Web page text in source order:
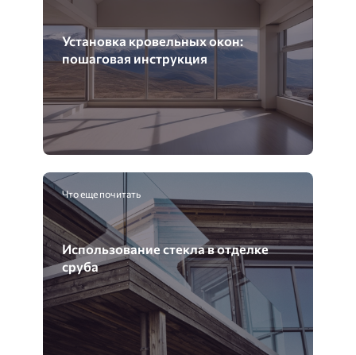
Установка кровельных окон:
пошаговая инструкция
Что еще почитать
Использование стекла в отделке
сруба